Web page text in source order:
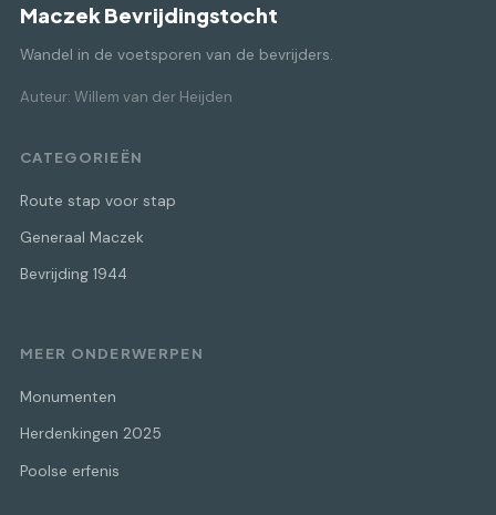
Maczek Bevrijdingstocht
Wandel in de voetsporen van de bevrijders.
Auteur: Willem van der Heijden
CATEGORIEËN
Route stap voor stap
Generaal Maczek
Bevrijding 1944
MEER ONDERWERPEN
Monumenten
Herdenkingen 2025
Poolse erfenis